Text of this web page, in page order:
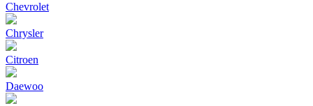
Chevrolet
Chrysler
Citroen
Daewoo